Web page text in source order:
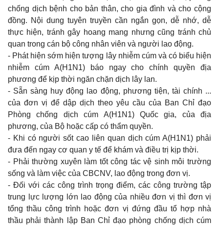
chống dịch bệnh cho bản thân, cho gia đình và cho cộng
đồng. Nội dung tuyên truyền cần ngắn gọn, dễ nhớ, dễ
thực hiện, tránh gây hoang mang nhưng cũng tránh chủ
quan trong cán bộ công nhân viên và người lao động.
- Phát hiện sớm hiện tượng lây nhiễm cúm và có biểu hiện
nhiễm cúm A(H1N1) báo ngay cho chính quyền địa
phương để kịp thời ngăn chặn dịch lây lan.
- Sẵn sàng huy động lao động, phương tiện, tài chính ...
của đơn vị để dập dịch theo yêu cầu của Ban Chỉ đạo
Phòng chống dịch cúm A(H1N1) Quốc gia, của địa
phương, của Bộ hoặc cấp có thẩm quyền.
- Khi có người sốt cao liên quan dịch cúm A(H1N1) phải
đưa đến ngay cơ quan y tế để khám và điều trị kịp thời.
- Phải thường xuyên làm tốt công tác vệ sinh môi trường
sống và làm việc của CBCNV, lao động trong đơn vị.
- Đối với các công trình trọng điểm, các công trường tập
trung lực lượng lớn lao động của nhiều đơn vị thì đơn vị
tổng thầu công trình hoặc đơn vị đứng đầu tổ hợp nhà
thầu phải thành lập Ban Chỉ đạo phòng chống dịch cúm